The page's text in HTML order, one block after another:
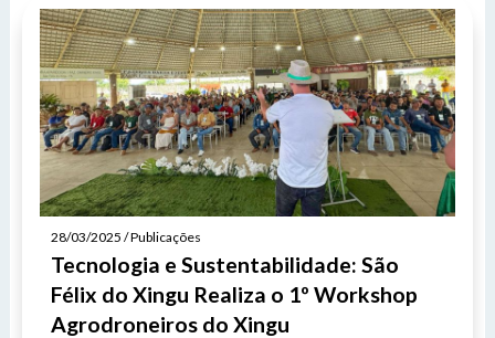
28/03/2025 / Publicações
Tecnologia e Sustentabilidade: São
Félix do Xingu Realiza o 1º Workshop
Agrodroneiros do Xingu